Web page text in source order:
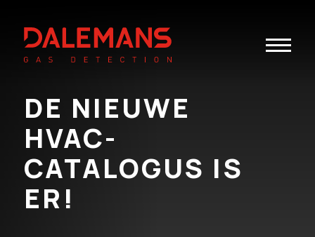
Toggle
DE NIEUWE
HVAC-
CATALOGUS IS
ER!